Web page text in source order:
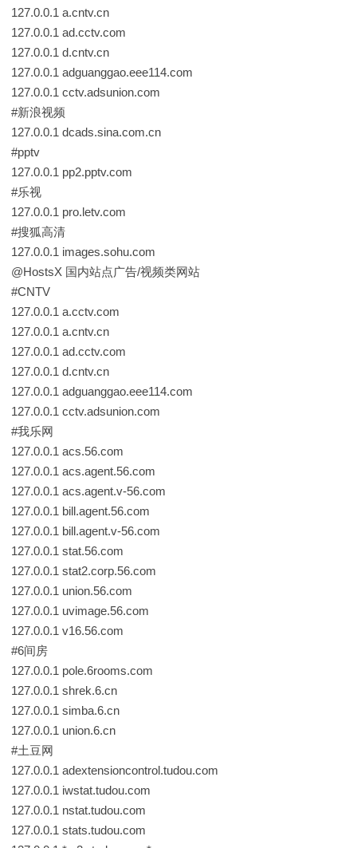
127.0.0.1 a.cntv.cn
127.0.0.1 ad.cctv.com
127.0.0.1 d.cntv.cn
127.0.0.1 adguanggao.eee114.com
127.0.0.1 cctv.adsunion.com
#新浪视频
127.0.0.1 dcads.sina.com.cn
#pptv
127.0.0.1 pp2.pptv.com
#乐视
127.0.0.1 pro.letv.com
#搜狐高清
127.0.0.1 images.sohu.com
@HostsX 国内站点广告/视频类网站
#CNTV
127.0.0.1 a.cctv.com
127.0.0.1 a.cntv.cn
127.0.0.1 ad.cctv.com
127.0.0.1 d.cntv.cn
127.0.0.1 adguanggao.eee114.com
127.0.0.1 cctv.adsunion.com
#我乐网
127.0.0.1 acs.56.com
127.0.0.1 acs.agent.56.com
127.0.0.1 acs.agent.v-56.com
127.0.0.1 bill.agent.56.com
127.0.0.1 bill.agent.v-56.com
127.0.0.1 stat.56.com
127.0.0.1 stat2.corp.56.com
127.0.0.1 union.56.com
127.0.0.1 uvimage.56.com
127.0.0.1 v16.56.com
#6间房
127.0.0.1 pole.6rooms.com
127.0.0.1 shrek.6.cn
127.0.0.1 simba.6.cn
127.0.0.1 union.6.cn
#土豆网
127.0.0.1 adextensioncontrol.tudou.com
127.0.0.1 iwstat.tudou.com
127.0.0.1 nstat.tudou.com
127.0.0.1 stats.tudou.com